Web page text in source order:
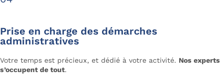
Prise en charge des démarches
administratives
Votre temps est précieux, et dédié à votre activité. Nos experts
s’occupent de tout.